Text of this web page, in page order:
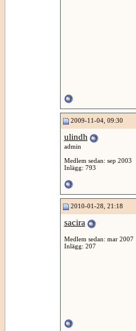
2009-11-04, 09:30
ulindh
admin
Medlem sedan: sep 2003
Inlägg: 793
2010-01-28, 21:18
sacira
Medlem sedan: mar 2007
Inlägg: 207